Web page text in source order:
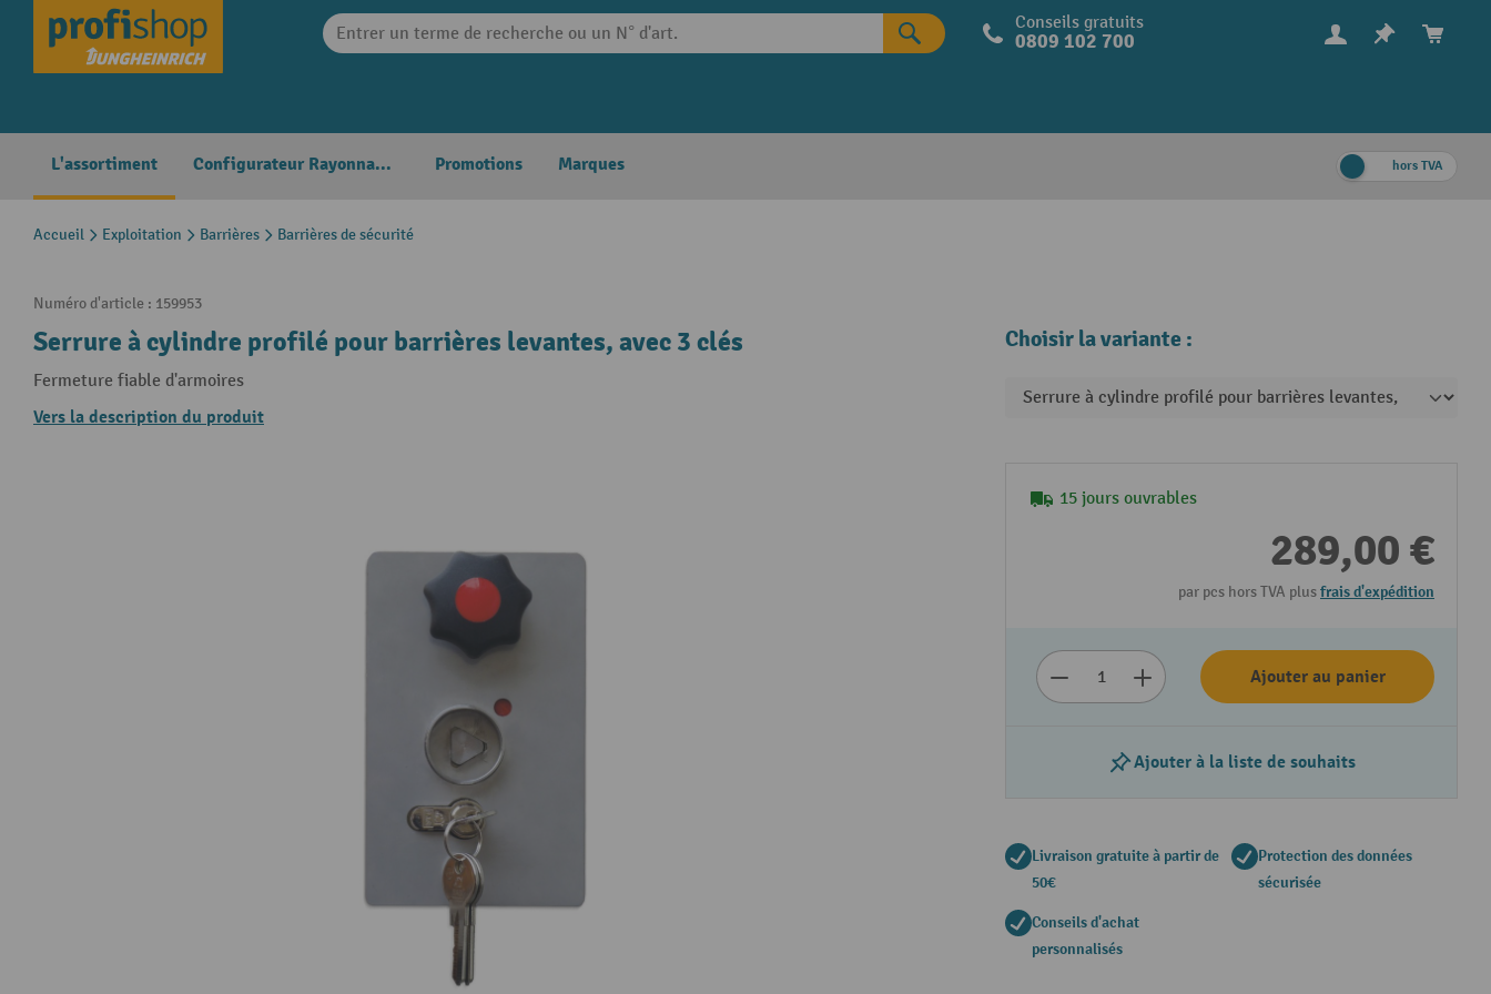
Skip to main navigation Conseils gratuits
0809 102 700
L'assortiment Configurateur Rayonnages Promotions Marques hors TVA
Accueil Exploitation Barrières Barrières de sécurité
Numéro d'article : 159953
Serrure à cylindre profilé pour barrières levantes, avec 3 clés
Fermeture fiable d'armoires
Vers la description du produit
Choisir la variante :
15 jours ouvrables
289,00 €
par pcs hors TVA plusfrais d'expédition
Ajouter au panier
Ajouter à la liste de souhaits
Livraison gratuite à partir de
50€
Protection des données
sécurisée
Conseils d'achat
personnalisés